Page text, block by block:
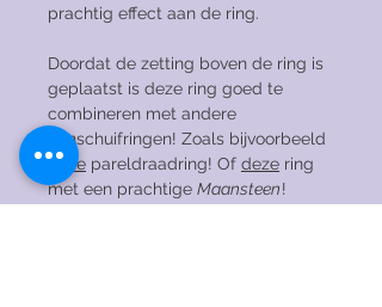
prachtig effect aan de ring.
Doordat de zetting boven de ring is
geplaatst is deze ring goed te
combineren met andere
aanschuifringen! Zoals bijvoorbeeld
deze pareldraadring! Of deze ring
met een prachtige Maansteen!